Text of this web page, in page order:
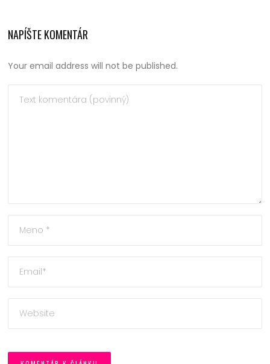
NAPÍŠTE KOMENTÁR
Your email address will not be published.